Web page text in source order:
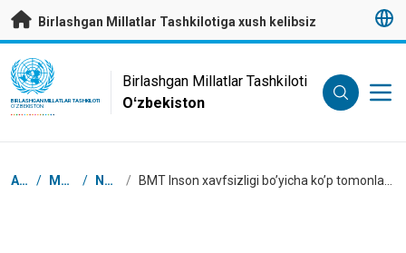
Asosiy mundarijaga
Birlashgan Millatlar Tashkilotiga xush kelibsiz
UN Logo
BIRLASHGAN MILLATLAR TASHKILOTI
OʻZBEKISTON
Birlashgan Millatlar Tashkiloti
Oʻzbekiston
Navigator tizimi
Asosiy / Manbalar / Nashrlar /